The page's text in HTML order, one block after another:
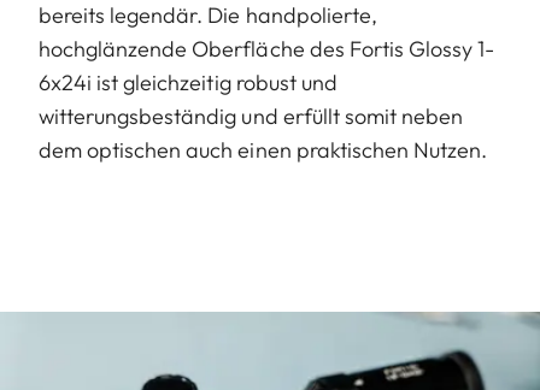
bereits legendär. Die handpolierte,
hochglänzende Oberfläche des Fortis Glossy 1-
6x24i ist gleichzeitig robust und
witterungsbeständig und erfüllt somit neben
dem optischen auch einen praktischen Nutzen.